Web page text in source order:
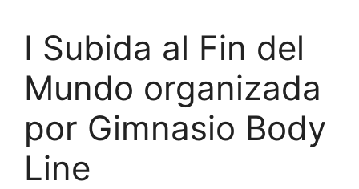
I Subida al Fin del
Mundo organizada
por Gimnasio Body
Line